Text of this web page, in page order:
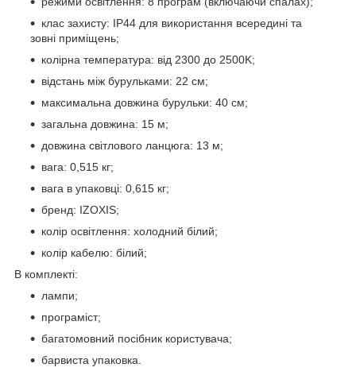
клас захисту: IP44 для використання всередині та
зовні приміщень;
колірна температура: від 2300 до 2500K;
відстань між бурульками: 22 см;
максимальна довжина бурульки: 40 см;
загальна довжина: 15 м;
довжина світлового ланцюга: 13 м;
вага: 0,515 кг;
вага в упаковці: 0,615 кг;
бренд: IZOXIS;
колір освітлення: холодний білий;
колір кабелю: білий;
В комплекті:
лампи;
програміст;
багатомовний посібник користувача;
барвиста упаковка.